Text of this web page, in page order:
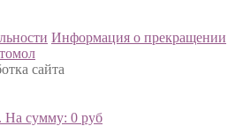
Информация о прекращении
сайта
На сумму: 0 руб